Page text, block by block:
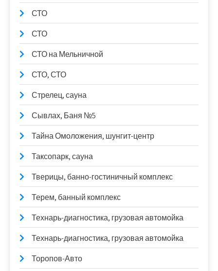
СТО
СТО
СТО на Мельничной
СТО, СТО
Стрелец, сауна
Сывлах, Баня №5
Тайна Омоложения, шунгит-центр
Таксопарк, сауна
Тверицы, банно-гостиничный комплекс
Терем, банный комплекс
Технарь-диагностика, грузовая автомойка
Технарь-диагностика, грузовая автомойка
Торопов-Авто